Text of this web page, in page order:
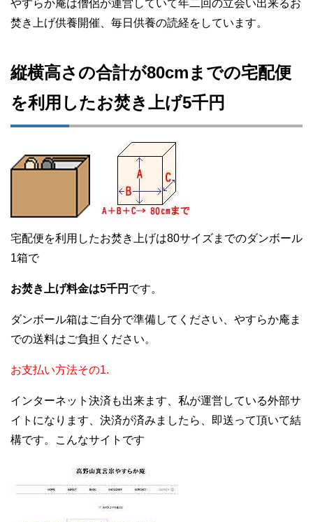
やすらか庵は僧侶が運営していて年二回の立会い出来るお
焚き上げ供養開催、毎日供養の読経をしています。
縦横高さの合計が80cmまでの宅配便
を利用したお焚き上げ5千円
宅配便を利用したお焚き上げは80サイズまでのダンボール
1箱で
お焚き上げ料金は5千円 です。
ダンボール箱はご自分で準備してください、やすらか庵ま
での送料はご負担ください。
お支払い方法その1.
インターネット決済も出来ます、私が運営している外部サ
イトになります、決済が済みましたら、即送って頂いて結
構です。こんなサイトです